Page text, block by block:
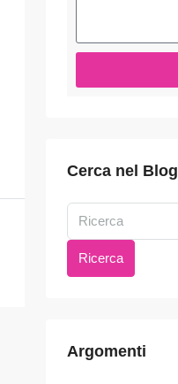
Cerca nel Blog
Ricerca
Argomenti